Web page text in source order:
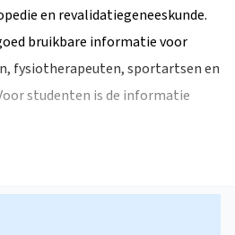
en revalidatiegeneeskunde.
bruikbare informatie voor
fysiotherapeuten, sportartsen en
studenten is de informatie